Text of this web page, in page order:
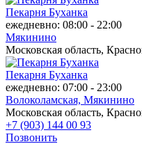
Пекарня Буханка
ежедневно: 08:00 - 22:00
Мякинино
Московская область,
Пекарня Буханка
ежедневно: 07:00 - 23:00
Волоколамская, Мякинино
Московская область,
+7 (903) 144 00 93
Позвонить